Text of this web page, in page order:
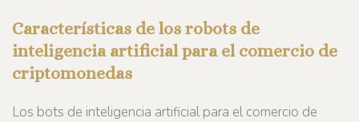
Características de los robots de
inteligencia artificial para el comercio de
criptomonedas
Los bots de inteligencia artificial para el comercio de